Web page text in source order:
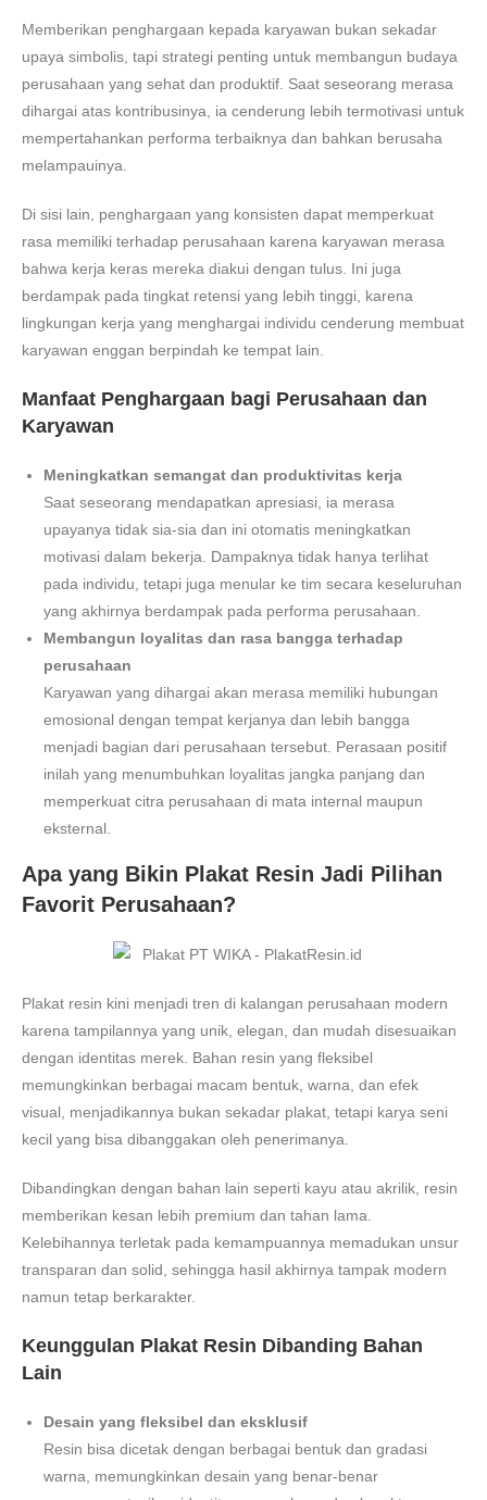
Memberikan penghargaan kepada karyawan bukan sekadar
upaya simbolis, tapi strategi penting untuk membangun budaya
perusahaan yang sehat dan produktif. Saat seseorang merasa
dihargai atas kontribusinya, ia cenderung lebih termotivasi untuk
mempertahankan performa terbaiknya dan bahkan berusaha
melampauinya.
Di sisi lain, penghargaan yang konsisten dapat memperkuat
rasa memiliki terhadap perusahaan karena karyawan merasa
bahwa kerja keras mereka diakui dengan tulus. Ini juga
berdampak pada tingkat retensi yang lebih tinggi, karena
lingkungan kerja yang menghargai individu cenderung membuat
karyawan enggan berpindah ke tempat lain.
Manfaat Penghargaan bagi Perusahaan dan
Karyawan
Meningkatkan semangat dan produktivitas kerja
Saat seseorang mendapatkan apresiasi, ia merasa
upayanya tidak sia-sia dan ini otomatis meningkatkan
motivasi dalam bekerja. Dampaknya tidak hanya terlihat
pada individu, tetapi juga menular ke tim secara keseluruhan
yang akhirnya berdampak pada performa perusahaan.
Membangun loyalitas dan rasa bangga terhadap
perusahaan
Karyawan yang dihargai akan merasa memiliki hubungan
emosional dengan tempat kerjanya dan lebih bangga
menjadi bagian dari perusahaan tersebut. Perasaan positif
inilah yang menumbuhkan loyalitas jangka panjang dan
memperkuat citra perusahaan di mata internal maupun
eksternal.
Apa yang Bikin Plakat Resin Jadi Pilihan
Favorit Perusahaan?
Plakat resin kini menjadi tren di kalangan perusahaan modern
karena tampilannya yang unik, elegan, dan mudah disesuaikan
dengan identitas merek. Bahan resin yang fleksibel
memungkinkan berbagai macam bentuk, warna, dan efek
visual, menjadikannya bukan sekadar plakat, tetapi karya seni
kecil yang bisa dibanggakan oleh penerimanya.
Dibandingkan dengan bahan lain seperti kayu atau akrilik, resin
memberikan kesan lebih premium dan tahan lama.
Kelebihannya terletak pada kemampuannya memadukan unsur
transparan dan solid, sehingga hasil akhirnya tampak modern
namun tetap berkarakter.
Keunggulan Plakat Resin Dibanding Bahan
Lain
Desain yang fleksibel dan eksklusif
Resin bisa dicetak dengan berbagai bentuk dan gradasi
warna, memungkinkan desain yang benar-benar